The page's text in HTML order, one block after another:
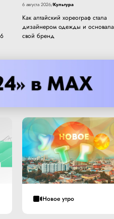
6 августа 2026/Культура
Как алтайский хореограф стала
дизайнером одежды и основала
свой бренд
Новое утро